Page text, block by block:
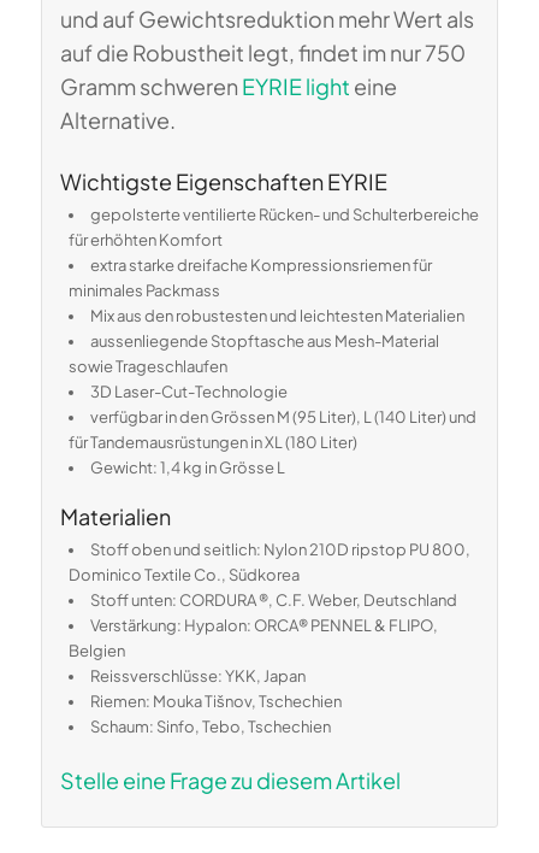
und auf Gewichtsreduktion mehr Wert als
auf die Robustheit legt, findet im nur 750
Gramm schweren EYRIE light eine
Alternative.
Wichtigste Eigenschaften EYRIE
gepolsterte ventilierte Rücken- und Schulterbereiche
für erhöhten Komfort
extra starke dreifache Kompressionsriemen für
minimales Packmass
Mix aus den robustesten und leichtesten Materialien
aussenliegende Stopftasche aus Mesh-Material
sowie Trageschlaufen
3D Laser-Cut-Technologie
verfügbar in den Grössen M (95 Liter), L (140 Liter) und
für Tandemausrüstungen in XL (180 Liter)
Gewicht: 1,4 kg in Grösse L
Materialien
Stoff oben und seitlich: Nylon 210D ripstop PU 800,
Dominico Textile Co., Südkorea
Stoff unten: CORDURA ®, C.F. Weber, Deutschland
Verstärkung: Hypalon: ORCA® PENNEL & FLIPO,
Belgien
Reissverschlüsse: YKK, Japan
Riemen: Mouka Tišnov, Tschechien
Schaum: Sinfo, Tebo, Tschechien
Stelle eine Frage zu diesem Artikel